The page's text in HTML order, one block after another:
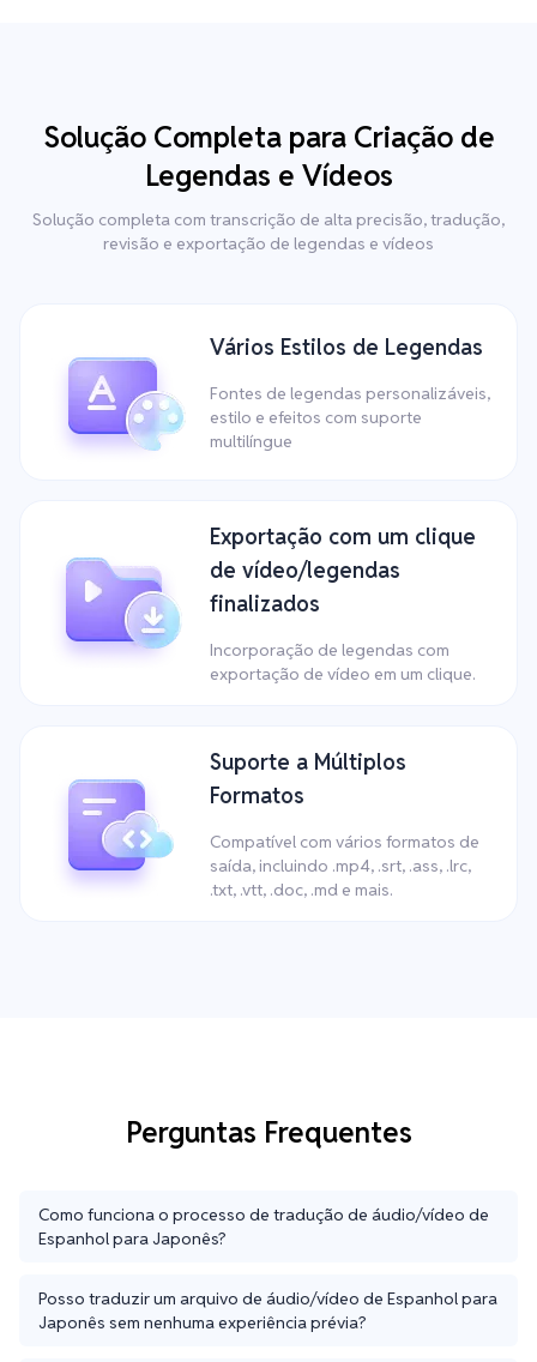
Solução Completa para Criação de
Legendas e Vídeos
Solução completa com transcrição de alta precisão, tradução,
revisão e exportação de legendas e vídeos
Vários Estilos de Legendas
Fontes de legendas personalizáveis,
estilo e efeitos com suporte
multilíngue
Exportação com um clique
de vídeo/legendas
finalizados
Incorporação de legendas com
exportação de vídeo em um clique.
Suporte a Múltiplos
Formatos
Compatível com vários formatos de
saída, incluindo .mp4, .srt, .ass, .lrc,
.txt, .vtt, .doc, .md e mais.
Perguntas Frequentes
Como funciona o processo de tradução de áudio/vídeo de
Espanhol para Japonês?
Posso traduzir um arquivo de áudio/vídeo de Espanhol para
Japonês sem nenhuma experiência prévia?